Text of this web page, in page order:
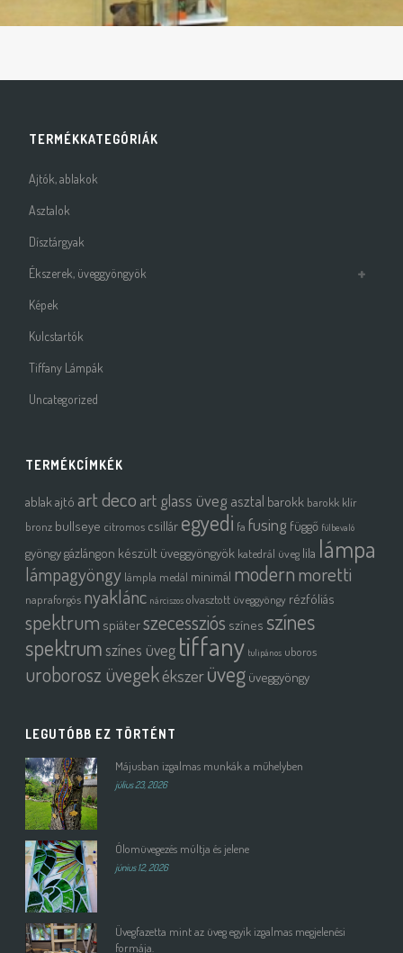
TERMÉKKATEGÓRIÁK
Ajtók, ablakok
Asztalok
Dísztárgyak
Ékszerek, üveggyöngyök
Képek
Kulcstartók
Tiffany Lámpák
Uncategorized
TERMÉKCÍMKÉK
ablak ajtó art deco art glass üvegasztal barokk barokk klír
bronz bullseye citromos csillár egyedi fa fusing függő fülbevaló
gyöngygázlángon készült üveggyöngyök katedrál üveg lila lámpa
lámpagyöngy lámpla medál minimál modernmoretti
napraforgós nyaklánc nárciszos olvasztott üveggyöngy rézfóliás
spektrum spiáterszecessziós színes színes
spektrumszínes üveg tiffany tulipános uboros
uroborosz üvegekékszerüveg üveggyöngy
LEGUTÓBB EZ TÖRTÉNT
Májusban izgalmas munkák a műhelyben
július 23, 2026
Ólomüvegezés múltja és jelene
június 12, 2026
Üvegfazetta mint az üveg egyik izgalmas megjelenési
formája.